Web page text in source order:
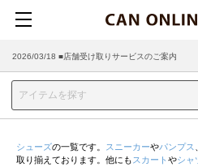
2026/03/18 ■店舗受け取りサービスのご案内
シューズの一覧です。 スニーカーやパンプス
取り揃えております。他にも スカート やシャ